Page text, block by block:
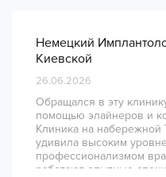
Немецкий
Киевской
26.06.2026
Обращался в эту
помощью элайнеров и
Клиника на набережной
удивила высоким
профессионализмом
работают опытные